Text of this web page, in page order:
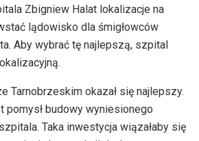
Zbigniew Halat lokalizacje na
lądowisko dla śmigłowców
Aby wybrać tę najlepszą, szpital
Tarnobrzeskim okazał się najlepszy.
pomysł budowy wyniesionego
Taka inwestycja wiązałaby się